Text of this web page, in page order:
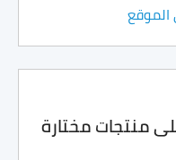
الموقع
منتجات مختارة